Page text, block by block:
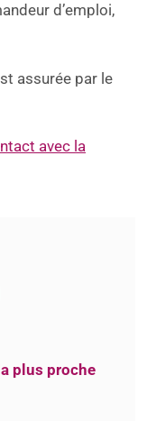
d’emploi,
assurée par le
avec la
plus proche